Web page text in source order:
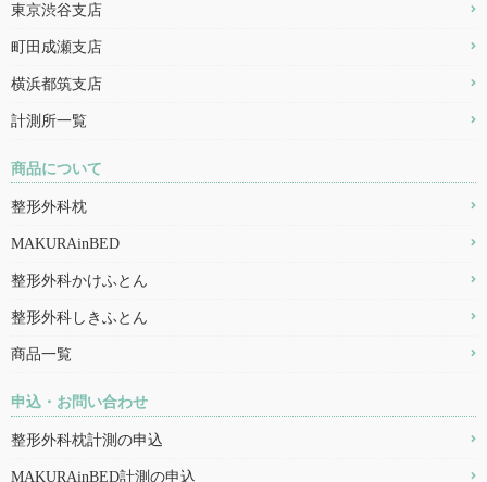
東京渋谷支店
町田成瀬支店
横浜都筑支店
計測所一覧
商品について
整形外科枕
MAKURAinBED
整形外科かけふとん
整形外科しきふとん
商品一覧
申込・お問い合わせ
整形外科枕計測の申込
MAKURAinBED計測の申込